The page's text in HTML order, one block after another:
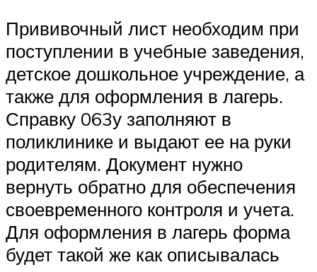
Прививочный лист необходим при
поступлении в учебные заведения,
детское дошкольное учреждение, а
также для оформления в лагерь.
Справку 063у заполняют в
поликлинике и выдают ее на руки
родителям. Документ нужно
вернуть обратно для обеспечения
своевременного контроля и учета.
Для оформления в лагерь форма
будет такой же как описывалась